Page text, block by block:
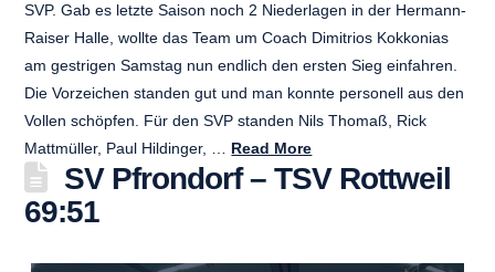
SVP. Gab es letzte Saison noch 2 Niederlagen in der Hermann-
Raiser Halle, wollte das Team um Coach Dimitrios Kokkonias
am gestrigen Samstag nun endlich den ersten Sieg einfahren.
Die Vorzeichen standen gut und man konnte personell aus den
Vollen schöpfen. Für den SVP standen Nils Thomaß, Rick
Mattmüller, Paul Hildinger, … Read More
SV Pfrondorf – TSV Rottweil
69:51